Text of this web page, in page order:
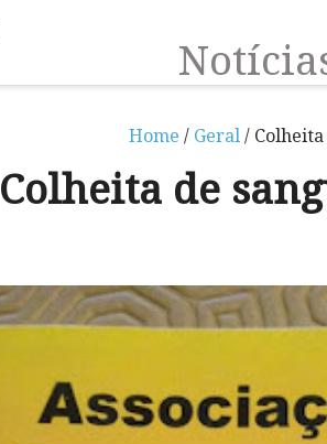
Home / Geral/
Colheita de